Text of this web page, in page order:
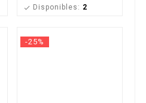
 Disponibles: 2
-25%